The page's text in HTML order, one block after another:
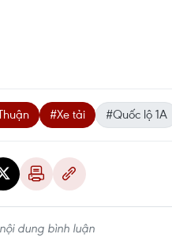
#Xe tải #Quốc lộ 1A